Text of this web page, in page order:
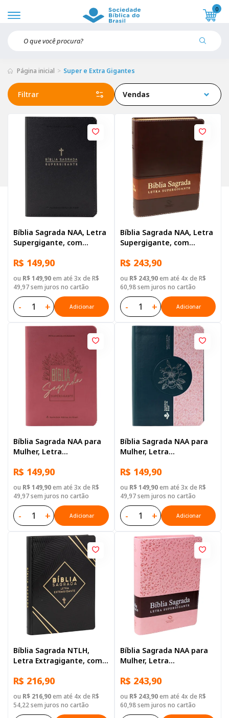
0
Página inicial Super e Extra Gigantes
Filtrar
Bíblia Sagrada NAA, Letra
Supergigante, com
destacadas, com mapa,
Capa Couro Sintético
Preta
R$ 149,90
ou R$ 149,90em até 3x de R$
49,97 sem juros no cartão
- + Adicionar
Bíblia Sagrada NAA, Letra
Supergigante, com
destacadas, com índice,
Capa Couro Sintético
Marrom
R$ 243,90
ou R$ 243,90em até 4x de R$
60,98 sem juros no cartão
- + Adicionar
Bíblia Sagrada NAA para
Mulher, Letra
palavras de Jesus
destacadas, Tamanho
Grande, Capa Couro
Sintético Rosa
R$ 149,90
ou R$ 149,90em até 3x de R$
49,97 sem juros no cartão
- + Adicionar
Bíblia Sagrada NAA para
Mulher, Letra
palavras de Jesus
destacadas, com mapa,
Capa Couro Sintético
Rosa Azul
R$ 149,90
ou R$ 149,90em até 3x de R$
49,97 sem juros no cartão
- + Adicionar
Bíblia Sagrada NTLH,
Letra Extragigante, com
Sintético Preta
R$ 216,90
ou R$ 216,90em até 4x de R$
54,22 sem juros no cartão
Bíblia Sagrada NAA para
Mulher, Letra
palavras de Jesus
destacadas, com mapa,
com índice, Capa Couro
Sintético Marrom
R$ 243,90
ou R$ 243,90em até 4x de R$
60,98 sem juros no cartão